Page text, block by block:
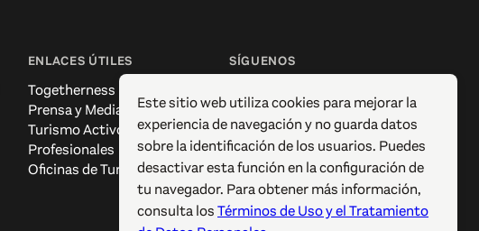
ENLACES ÚTILES
Togetherness
Prensa y Media
Turismo Activo
Profesionales
Oficinas de Turismo
SÍGUENOS
Instagram
X / Twitter
Pinterest
YouTube
Este sitio web utiliza cookies para mejorar la
experiencia de navegación y no guarda datos
sobre la identificación de los usuarios. Puedes
desactivar esta función en la configuración de
tu navegador. Para obtener más información,
consulta losTérminos de Uso y el Tratamiento